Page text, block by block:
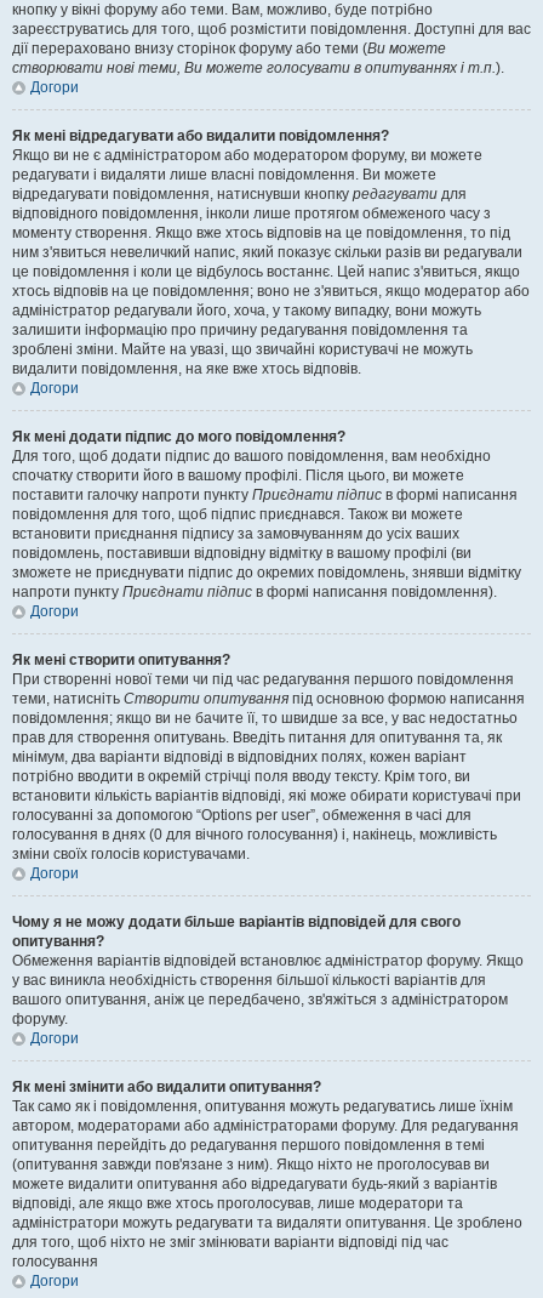
кнопку у вікні форуму або теми. Вам, можливо, буде потрібно
зареєструватись для того, щоб розмістити повідомлення. Доступні для вас
дії перераховано внизу сторінок форуму або теми (Ви можете
створювати нові теми, Ви можете голосувати в опитуваннях і т.п.).
Догори
Як мені відредагувати або видалити повідомлення?
Якщо ви не є адміністратором або модератором форуму, ви можете
редагувати і видаляти лише власні повідомлення. Ви можете
відредагувати повідомлення, натиснувши кнопку редагувати для
відповідного повідомлення, інколи лише протягом обмеженого часу з
моменту створення. Якщо вже хтось відповів на це повідомлення, то під
ним з'явиться невеличкий напис, який показує скільки разів ви редагували
це повідомлення і коли це відбулось востаннє. Цей напис з'явиться, якщо
хтось відповів на це повідомлення; воно не з'явиться, якщо модератор або
адміністратор редагували його, хоча, у такому випадку, вони можуть
залишити інформацію про причину редагування повідомлення та
зроблені зміни. Майте на увазі, що звичайні користувачі не можуть
видалити повідомлення, на яке вже хтось відповів.
Догори
Як мені додати підпис до мого повідомлення?
Для того, щоб додати підпис до вашого повідомлення, вам необхідно
спочатку створити його в вашому профілі. Після цього, ви можете
поставити галочку напроти пункту Приєднати підпис в формі написання
повідомлення для того, щоб підпис приєднався. Також ви можете
встановити приєднання підпису за замовчуванням до усіх ваших
повідомлень, поставивши відповідну відмітку в вашому профілі (ви
зможете не приєднувати підпис до окремих повідомлень, знявши відмітку
напроти пункту Приєднати підпис в формі написання повідомлення).
Догори
Як мені створити опитування?
При створенні нової теми чи під час редагування першого повідомлення
теми, натисніть Створити опитування під основною формою написання
повідомлення; якщо ви не бачите її, то швидше за все, у вас недостатньо
прав для створення опитувань. Введіть питання для опитування та, як
мінімум, два варіанти відповіді в відповідних полях, кожен варіант
потрібно вводити в окремій стрічці поля вводу тексту. Крім того, ви
встановити кількість варіантів відповіді, які може обирати користувачі при
голосуванні за допомогою “Options per user”, обмеження в часі для
голосування в днях (0 для вічного голосування) і, накінець, можливість
зміни своїх голосів користувачами.
Догори
Чому я не можу додати більше варіантів відповідей для свого
опитування?
Обмеження варіантів відповідей встановлює адміністратор форуму. Якщо
у вас виникла необхідність створення більшої кількості варіантів для
вашого опитування, аніж це передбачено, зв'яжіться з адміністратором
форуму.
Догори
Як мені змінити або видалити опитування?
Так само як і повідомлення, опитування можуть редагуватись лише їхнім
автором, модераторами або адміністраторами форуму. Для редагування
опитування перейдіть до редагування першого повідомлення в темі
(опитування завжди пов'язане з ним). Якщо ніхто не проголосував ви
можете видалити опитування або відредагувати будь-який з варіантів
відповіді, але якщо вже хтось проголосував, лише модератори та
адміністратори можуть редагувати та видаляти опитування. Це зроблено
для того, щоб ніхто не зміг змінювати варіанти відповіді під час
голосування
Догори